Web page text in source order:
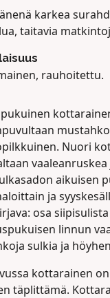
karkea
taitavia
rauhoitettu.
Nuori
aikuisen
ja
osa
linnun
sulkia ja
kottarainen
täplittämä.